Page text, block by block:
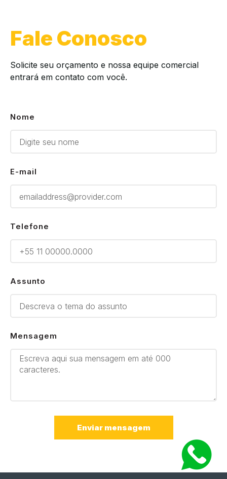
Fale Conosco
Solicite seu orçamento e nossa equipe comercial
entrará em contato com você.
Nome
E-mail
Telefone
Assunto
Mensagem
Enviar mensagem